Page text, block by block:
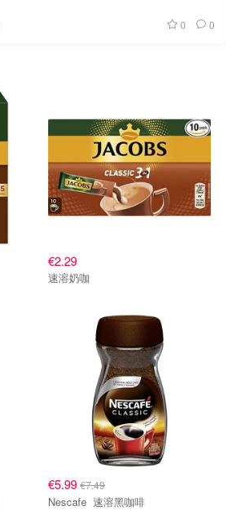
0 0
€2.29
速溶奶咖
€5.99 €7.49
Nescafe 速溶黑咖啡